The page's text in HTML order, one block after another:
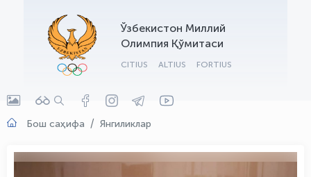
Ўзбекистон Миллий
Олимпия Қўмитаси
CITIUS ALTIUS FORTIUS
Бош саҳифа Янгиликлар
OLYMPCHIK AI - yordamchi
Онлайн · olympic.uz